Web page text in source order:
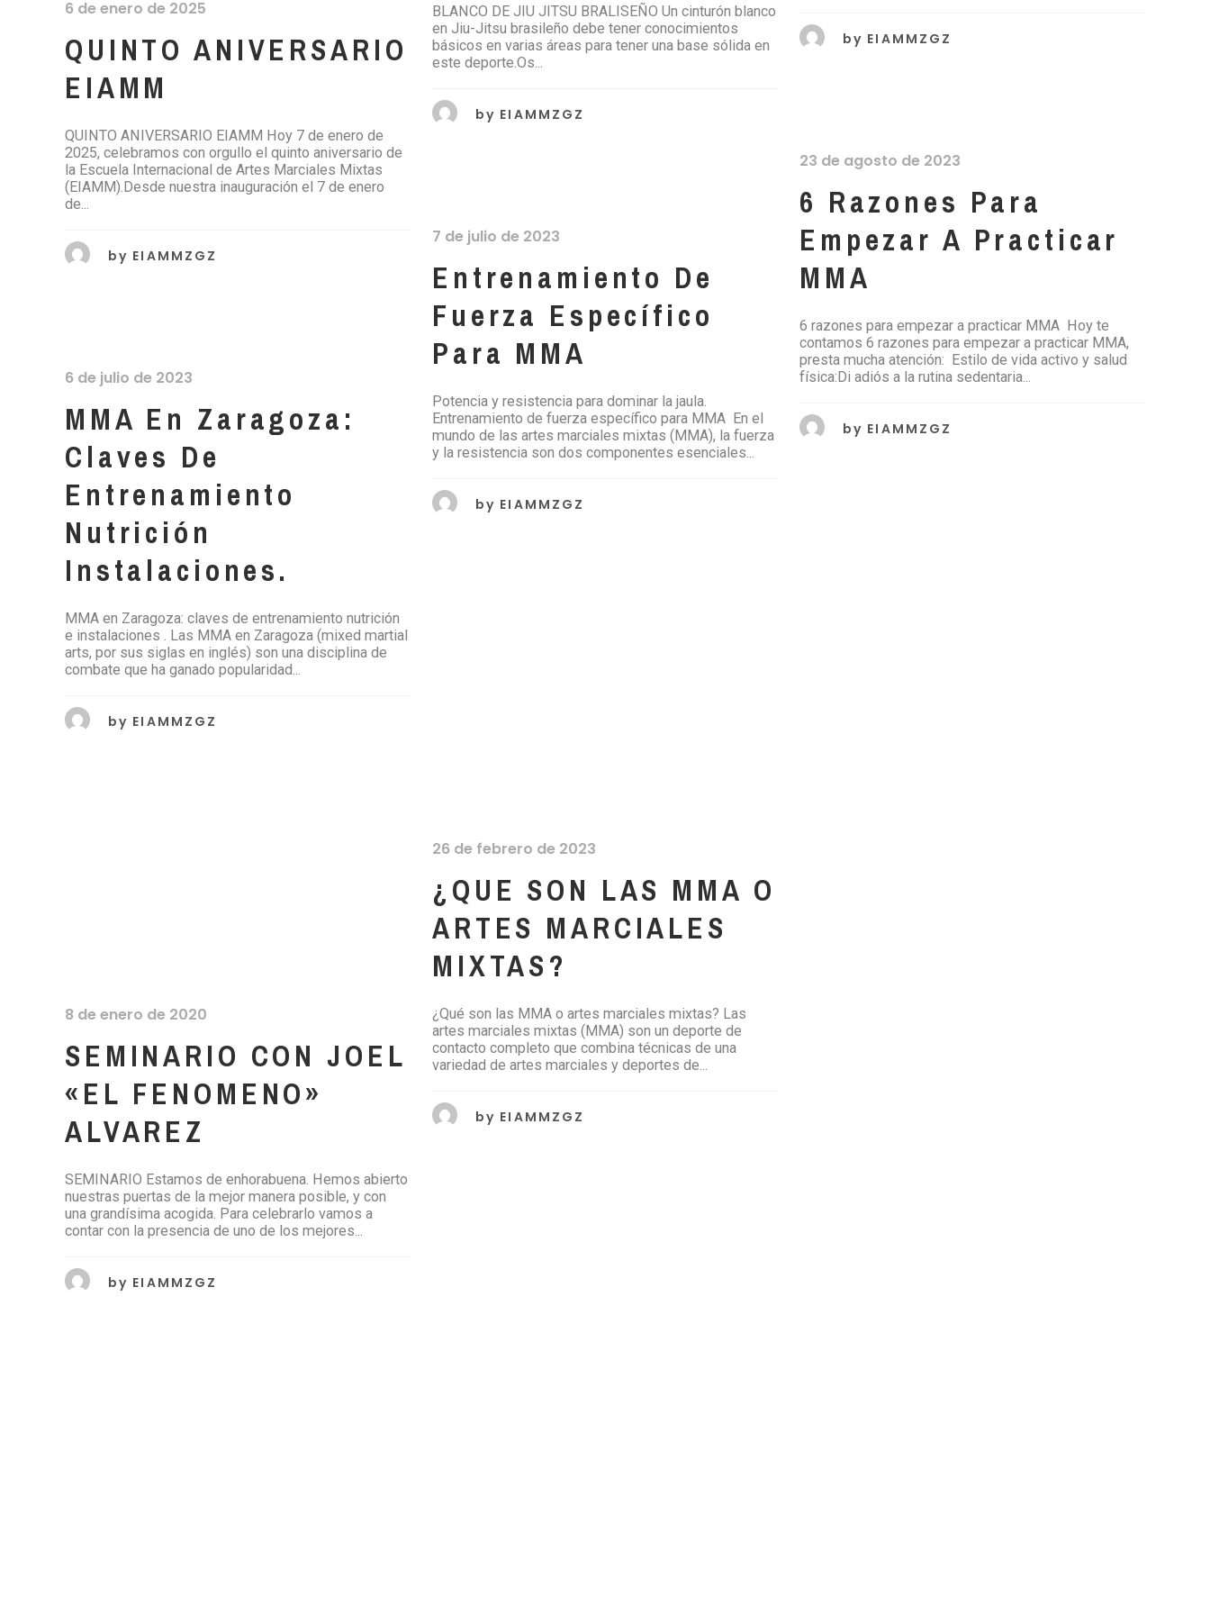
6 de enero de 2025
QUINTO ANIVERSARIO
EIAMM
QUINTO ANIVERSARIO EIAMM Hoy 7 de enero de
2025, celebramos con orgullo el quinto aniversario de
la Escuela Internacional de Artes Marciales Mixtas
(EIAMM).Desde nuestra inauguración el 7 de enero
de...
by EIAMMZGZ
BLANCO DE JIU JITSU BRALISEÑO Un cinturón blanco
en Jiu-Jitsu brasileño debe tener conocimientos
básicos en varias áreas para tener una base sólida en
este deporte.Os...
by EIAMMZGZ
by EIAMMZGZ
23 de agosto de 2023
6 Razones Para
Empezar A Practicar
MMA
6 razones para empezar a practicar MMA Hoy te
contamos 6 razones para empezar a practicar MMA,
presta mucha atención: Estilo de vida activo y salud
física:Di adiós a la rutina sedentaria...
by EIAMMZGZ
7 de julio de 2023
Entrenamiento De
Fuerza Específico
Para MMA
Potencia y resistencia para dominar la jaula.
Entrenamiento de fuerza específico para MMA En el
mundo de las artes marciales mixtas (MMA), la fuerza
y la resistencia son dos componentes esenciales...
by EIAMMZGZ
6 de julio de 2023
MMA En Zaragoza:
Claves De
Entrenamiento
Nutrición
Instalaciones.
MMA en Zaragoza: claves de entrenamiento nutrición
e instalaciones . Las MMA en Zaragoza (mixed martial
arts, por sus siglas en inglés) son una disciplina de
combate que ha ganado popularidad...
by EIAMMZGZ
26 de febrero de 2023
¿QUE SON LAS MMA O
ARTES MARCIALES
MIXTAS?
¿Qué son las MMA o artes marciales mixtas? Las
artes marciales mixtas (MMA) son un deporte de
contacto completo que combina técnicas de una
variedad de artes marciales y deportes de...
by EIAMMZGZ
8 de enero de 2020
SEMINARIO CON JOEL
«EL FENOMENO»
ALVAREZ
SEMINARIO Estamos de enhorabuena. Hemos abierto
nuestras puertas de la mejor manera posible, y con
una grandísima acogida. Para celebrarlo vamos a
contar con la presencia de uno de los mejores...
by EIAMMZGZ